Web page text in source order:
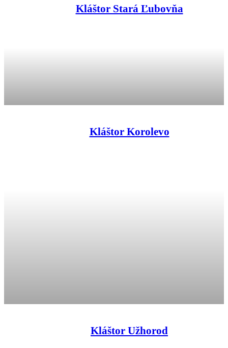
Kláštor Stará Ľubovňa
Kláštor Korolevo
Kláštor Užhorod